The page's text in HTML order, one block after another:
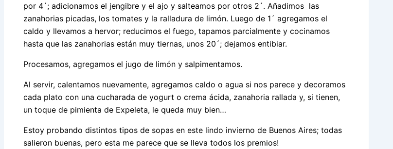
por 4´; adicionamos el jengibre y el ajo y salteamos por otros 2´. Añadimos las
zanahorias picadas, los tomates y la ralladura de limón. Luego de 1´ agregamos el
caldo y llevamos a hervor; reducimos el fuego, tapamos parcialmente y cocinamos
hasta que las zanahorias están muy tiernas, unos 20´; dejamos entibiar.
Procesamos, agregamos el jugo de limón y salpimentamos.
Al servir, calentamos nuevamente, agregamos caldo o agua si nos parece y decoramos
cada plato con una cucharada de yogurt o crema ácida, zanahoria rallada y, si tienen,
un toque de pimienta de Expeleta, le queda muy bien…
Estoy probando distintos tipos de sopas en este lindo invierno de Buenos Aires; todas
salieron buenas, pero esta me parece que se lleva todos los premios!